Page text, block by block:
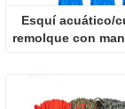
Esquí acuático/
remolque con